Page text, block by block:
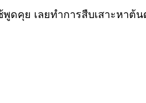
ดคุย เลยทำการสืบเสาะหา